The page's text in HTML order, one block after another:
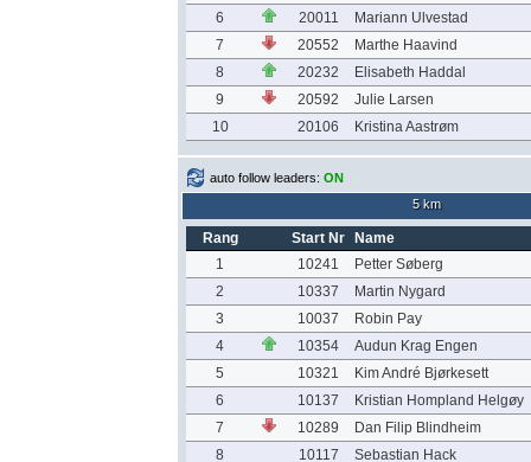
6
20011
Mariann Ulvestad
7
20552
Marthe Haavind
8
20232
Elisabeth Haddal
9
20592
Julie Larsen
10
20106 Kristina Aastrøm
auto follow leaders: ON
5 km
Rang Start Nr
Name
1
10241
Petter Søberg
2
10337
Martin Nygard
3
10037
Robin Pay
4
10354
Audun Krag Engen
5
10321
Kim André Bjørkesett
6
10137
Kristian Hompland Helgøy
7
10289
Dan Filip Blindheim
8
10117
Sebastian Hack